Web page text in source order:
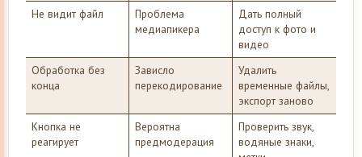
Не видит файл
Проблема
медиапикера
Дать полный
доступ к фото и
видео
Обработка без
конца
Зависло
перекодирование
Удалить
временные файлы,
экспорт заново
Кнопка не
реагирует
Вероятна
предмодерация
Проверить звук,
водяные знаки,